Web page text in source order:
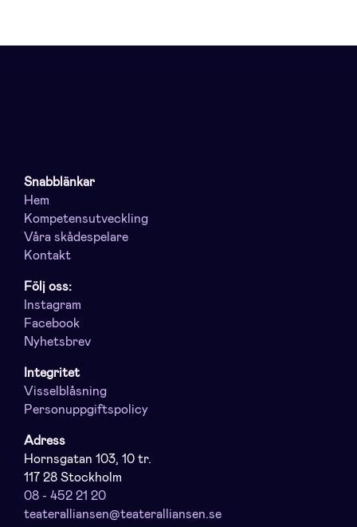
Snabblänkar
Hem
Kompetensutveckling
Våra skådespelare
Kontakt
Följ oss:
Instagram
Facebook
Nyhetsbrev
Integritet
Visselblåsning
Personuppgiftspolicy
Adress
Hornsgatan 103, 10 tr.
117 28 Stockholm
08 - 452 21 20
teateralliansen@teateralliansen.se